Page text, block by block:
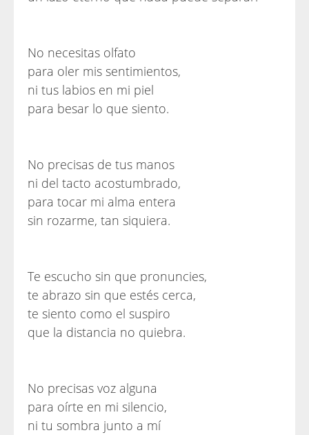
No necesitas olfato
para oler mis sentimientos,
ni tus labios en mi piel
para besar lo que siento.
No precisas de tus manos
ni del tacto acostumbrado,
para tocar mi alma entera
sin rozarme, tan siquiera.
Te escucho sin que pronuncies,
te abrazo sin que estés cerca,
te siento como el suspiro
que la distancia no quiebra.
No precisas voz alguna
para oírte en mi silencio,
ni tu sombra junto a mí